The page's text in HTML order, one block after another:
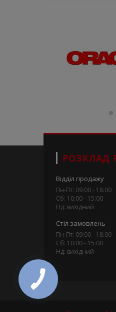
РОЗКЛАД
Відділ продажу
Пн-Пт: 09:00 - 18:00
Сб: 10:00 - 15:00
Нд: вихідний
Стіл замовлень
Пн-Пт: 09:00 - 18:00
Сб: 10:00 - 15:00
Нд: вихідний